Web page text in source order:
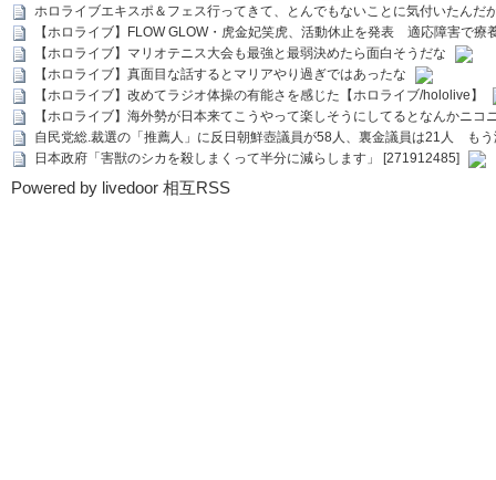
ホロライブエキスポ＆フェス行ってきて、とんでもないことに気付いたんだ
【ホロライブ】FLOW GLOW・虎金妃笑虎、活動休止を発表 適応障害で療
【ホロライブ】マリオテニス大会も最強と最弱決めたら面白そうだな
【ホロライブ】真面目な話するとマリアやり過ぎではあったな
【ホロライブ】改めてラジオ体操の有能さを感じた【ホロライブ/hololive】
【ホロライブ】海外勢が日本来てこうやって楽しそうにしてるとなんかニコ
自民党総.裁選の「推薦人」に反日朝鮮壺議員が58人、裏金議員は21人 も
日本政府「害獣のシカを殺しまくって半分に減らします」 [271912485]
Powered by livedoor 相互RSS